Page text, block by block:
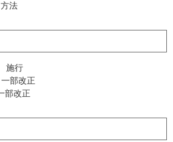
法
施行
部改正
部改正